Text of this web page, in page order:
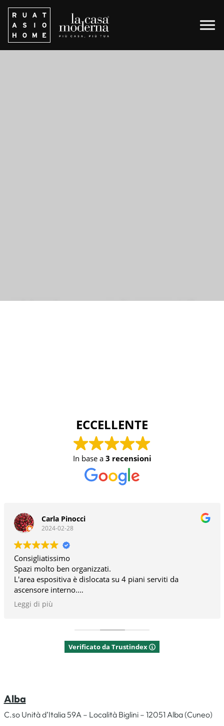
Bonaldo
ECCELLENTE
In base a 3 recensioni
Carla Pinocci
2024-02-28
Consigliatissimo
Spazi molto ben organizzati.
L'area espositiva è dislocata su 4 piani serviti da
ascensore interno.
Personale disponibile e competente.
Parcheggi esterni dedicati .
Leggi di più
Verificato da Trustindex
Alba
C.so Unità d’Italia 59A – Località Biglini – 12051 Alba (Cuneo)